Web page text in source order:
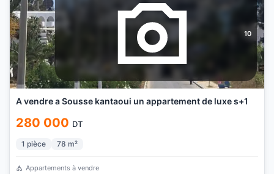
10
A vendre a Sousse kantaoui un appartement de luxe s+1
280 000 DT
1 pièce 78 m²
Appartements à vendre